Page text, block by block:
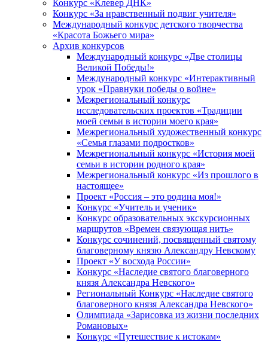
Конкурс «Клевер ДНК»
Конкурс «За нравственный подвиг учителя»
Международный конкурс детского творчества
«Красота Божьего мира»
Архив конкурсов
Международный конкурс «Две столицы
Великой Победы!»
Международный конкурс «Интерактивный
урок «Правнуки победы о войне»
Межрегиональный конкурс
исследовательских проектов «Традиции
моей семьи в истории моего края»
Межрегиональный художественный конкурс
«Семья глазами подростков»
Межрегиональный конкурс «История моей
семьи в истории родного края»
Межрегиональный конкурс «Из прошлого в
настоящее»
Проект «Россия – это родина моя!»
Конкурс «Учитель и ученик»
Конкурс образовательных экскурсионных
маршрутов «Времен связующая нить»
Конкурс сочинений, посвященный святому
благоверному князю Александру Невскому
Проект «У восхода России»
Конкурс «Наследие святого благоверного
князя Александра Невского»
Региональный Конкурс «Наследие святого
благоверного князя Александра Невского»
Олимпиада «Зарисовка из жизни последних
Романовых»
Конкурс «Путешествие к истокам»